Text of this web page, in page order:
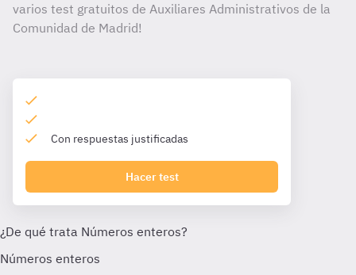
varios test gratuitos de Auxiliares Administrativos de la
Comunidad de Madrid!
Con respuestas justificadas
Hacer test